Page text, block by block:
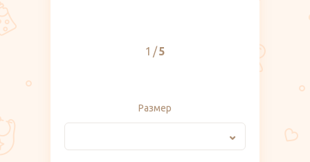
1 5
Размер